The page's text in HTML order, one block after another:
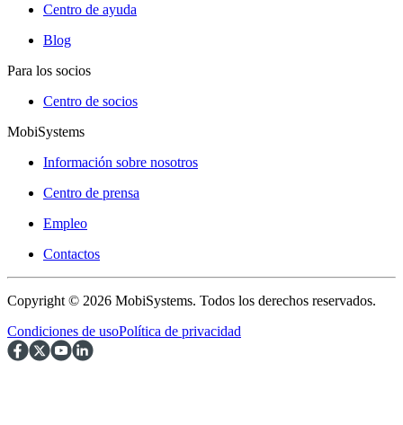
Centro de ayuda
Blog
Para los socios
Centro de socios
MobiSystems
Información sobre nosotros
Centro de prensa
Empleo
Contactos
Copyright © 2026 MobiSystems. Todos los derechos reservados.
Condiciones de usoPolítica de privacidad